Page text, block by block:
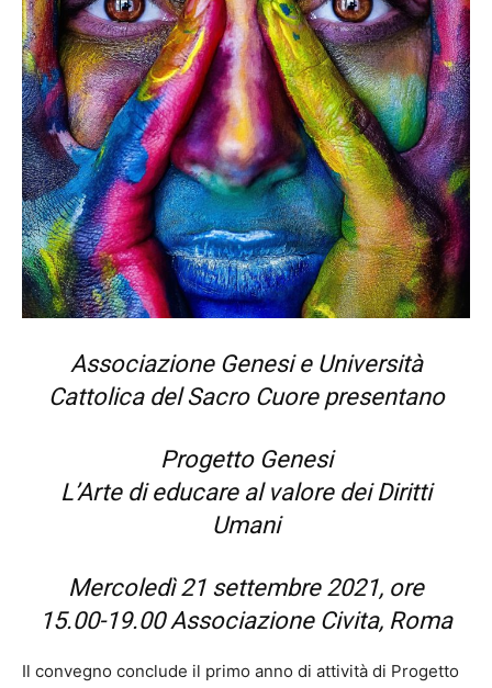
Associazione Genesi e Università
Cattolica del Sacro Cuore presentano
Progetto Genesi
L’Arte di educare al valore dei Diritti
Umani
Mercoledì 21 settembre 2021, ore
15.00-19.00 Associazione Civita, Roma
Il convegno conclude il primo anno di attività di Progetto